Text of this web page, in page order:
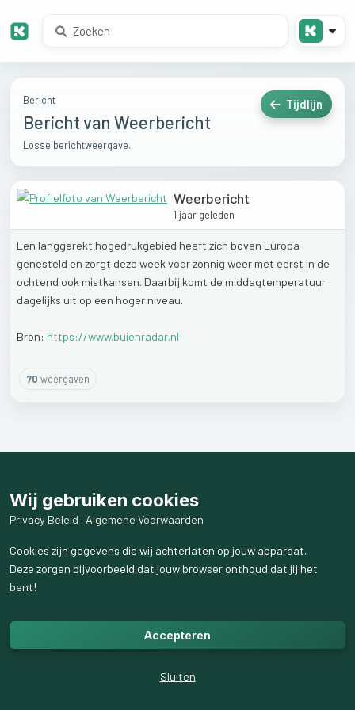
Bericht
Bericht van Weerbericht
Losse berichtweergave.
Tijdlijn
Weerbericht
1 jaar geleden
Een langgerekt hogedrukgebied heeft zich boven Europa
genesteld en zorgt deze week voorzonnig weer met eerst in de
ochtend ook mistkansen. Daarbij komt de middagtemperatuur
dagelijks uit op een hoger niveau.
Bron: https://www.buienradar.nl
70 weergaven
Wij gebruiken cookies
Privacy Beleid · Algemene Voorwaarden
Cookies zijn gegevens die wij achterlaten op jouw apparaat.
Deze zorgen bijvoorbeeld dat jouw browser onthoud dat jij het
bent!
Accepteren
Sluiten